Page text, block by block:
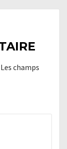
Les champs